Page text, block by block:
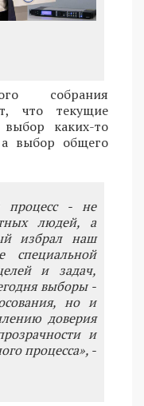
собрания
что текущие
каких-то
выбор общего
процесс - не
людей, а
избрал наш
специальной
и задач,
выборы -
но и
доверия
и
процесса», -